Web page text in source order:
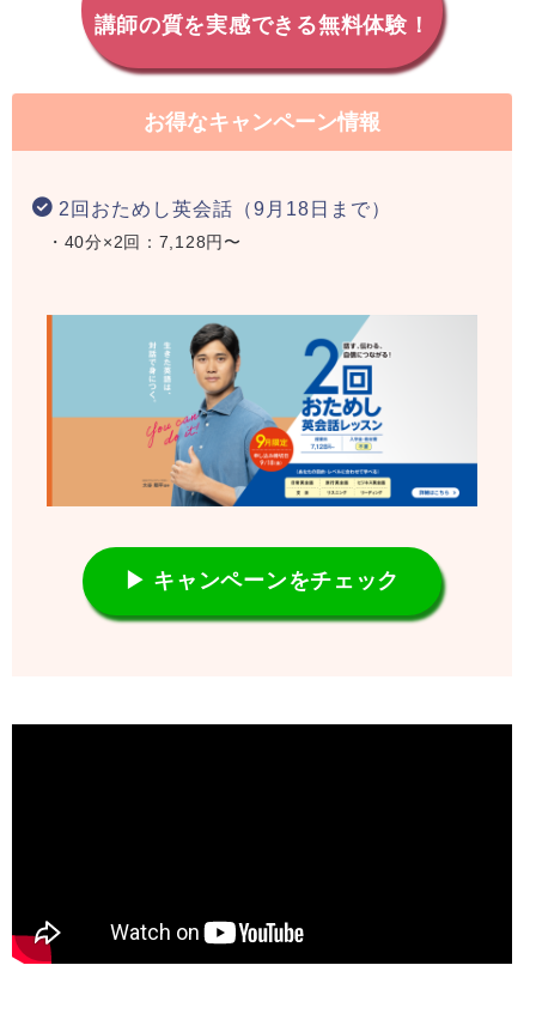
講師の質を実感できる無料体験！
お得なキャンペーン情報
2回おためし英会話（9月18日まで）
・40分×2回：7,128円〜
▶ キャンペーンをチェック